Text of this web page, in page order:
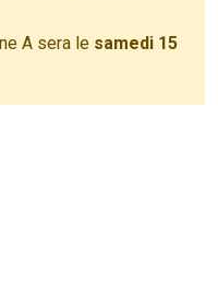
A sera le samedi 15